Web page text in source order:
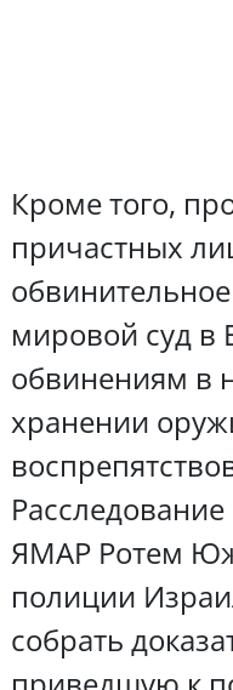
Кроме того,
причастных
мировой суд в
обвинениям в
хранении
ЯМАР Ротем
полиции
собрать